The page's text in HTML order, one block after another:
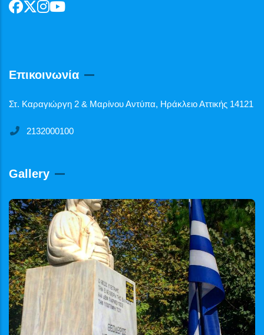
Επικοινωνία
Στ. Καραγιώργη 2 & Μαρίνου Αντύπα, Ηράκλειο Αττικής 14121
2132000100
Gallery